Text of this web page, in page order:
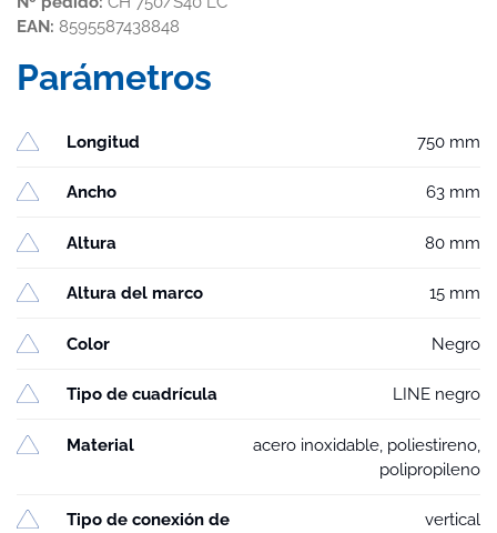
EAN: 8595587438848
Parámetros
Longitud 750 mm
Ancho 63 mm
Altura 80 mm
Altura del marco 15 mm
Color Negro
Tipo de cuadrícula LINE negro
Material
acero inoxidable, poliestireno,
polipropileno
Tipo de conexión de
vertical